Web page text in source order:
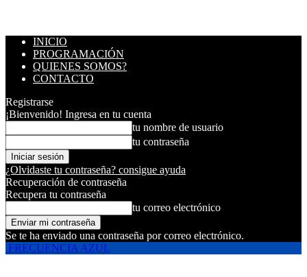
INICIO
PROGRAMACIÓN
QUIENES SOMOS?
CONTACTO
Registrarse
¡Bienvenido! Ingresa en tu cuenta
tu nombre de usuario
tu contraseña
¿Olvidaste tu contraseña? consigue ayuda
Recuperación de contraseña
Recupera tu contraseña
tu correo electrónico
Se te ha enviado una contraseña por correo electrónico.
FRECUENCIA AZUL